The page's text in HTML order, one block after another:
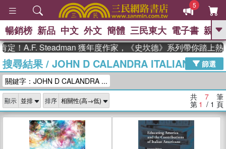
5
GO
熱搜： 東野圭吾 、 高希均教授回憶錄
、 The Odyssey 、 父親節 、 如果歷
史是一群喵
獎 臺灣漫遊錄 、 方念華 、 台灣的李
登輝時代
數學女孩：黎曼猜想 、
偉大的迷走神經
暢銷榜 新品 中文 外文 簡體 三民東大 電子書 親子
！A.F. Steadman 獲年度作家，《史坎德》系列帶你踏上熱
搜尋結果/ JOHN D CALANDRA ITALIAN AMER
篩選
關鍵字：JOHN D CALANDRA ...
顯示 排序 共 7 筆
第 1 / 1 頁